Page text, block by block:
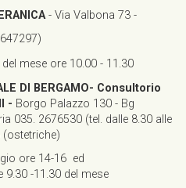
- Via Valbona 73 -
mese ore 10.00 - 11.30
DI BERGAMO- Consultorio
- Borgo Palazzo 130 - Bg
035. 2676530 (tel. dalle 8.30 alle
(ostetriche)
ore 14-16 ed
-11.30 del mese